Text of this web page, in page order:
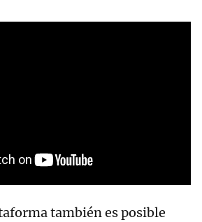
también es posible